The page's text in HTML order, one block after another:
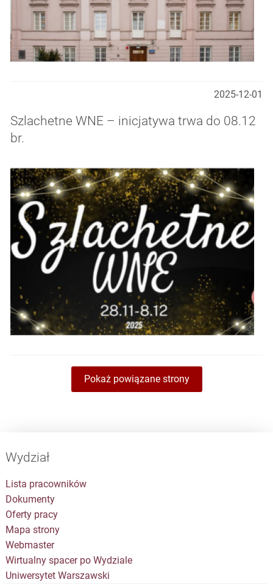
2025-12-01
Szlachetne WNE – inicjatywa trwa do 08.12
br.
Pokaż powiązane strony
Wydział
Lista pracowników
Dokumenty
Oferty pracy
Mapa strony
Webmaster
Wirtualny spacer po Wydziale
Uniwersytet Warszawski